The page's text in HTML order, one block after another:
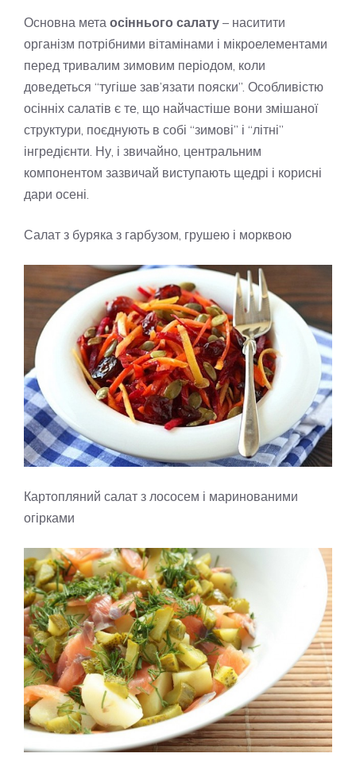
Основна мета осіннього салату – наситити
організм потрібними вітамінами і мікроелементами
перед тривалим зимовим періодом, коли
доведеться “тугіше зав’язати пояски”. Особливістю
осінніх салатів є те, що найчастіше вони змішаної
структури, поєднують в собі “зимові” і “літні”
інгредієнти. Ну, і звичайно, центральним
компонентом зазвичай виступають щедрі і корисні
дари осені.
Салат з буряка з гарбузом, грушею і морквою
Картопляний салат з лососем і маринованими
огірками